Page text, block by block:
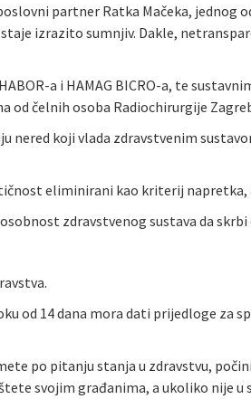
partner Ratka Mačeka,
izrazito sumnjiv. Dakle,
a i HAMAG BICRO-a, te
od čelnih osoba Radiochirurgije
nered koji vlada zdravstvenim
eliminirani kao kriterij
zdravstvenog sustava da
od 14 dana mora dati prijedloge
po pitanju stanja u zdravstvu,
svojim građanima, a ukoliko nije